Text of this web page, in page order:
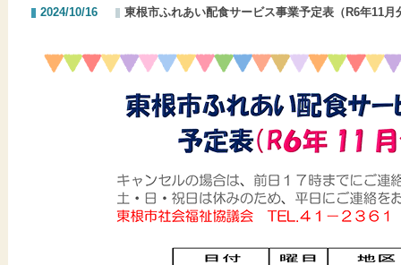
2024/10/16 東根市ふれあい配食サービス事業予定表（R6年11月